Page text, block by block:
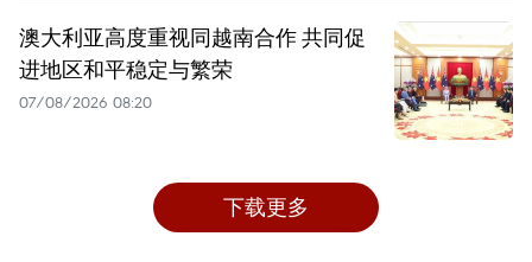
澳大利亚高度重视同越南合作 共同促
进地区和平稳定与繁荣
07/08/2026 08:20
下载更多